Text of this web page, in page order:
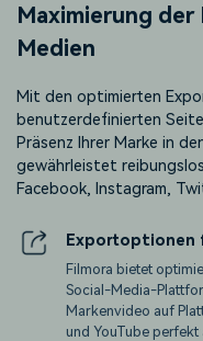
Maximierung der
Medien
Mit den optimierten
benutzerdefinierten
Präsenz Ihrer Marke in
gewährleistet
Facebook, Instagram,
Exportoptionen
Filmora bietet
Social-Media-
Markenvideo auf
und YouTube